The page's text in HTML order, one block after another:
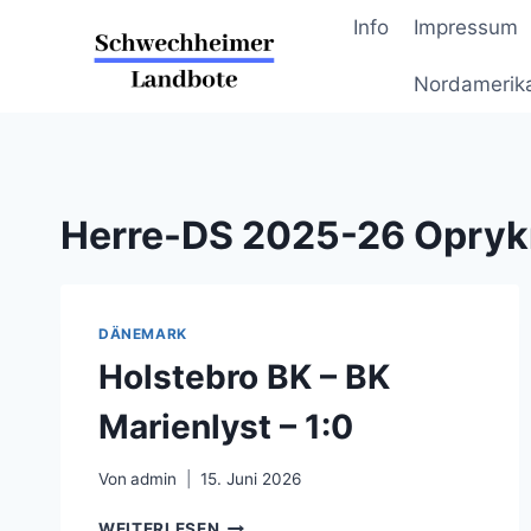
Info Impressum
Herre-DS 2025-26
DÄNEMARK
Holstebro BK – BK
Marienlyst – 1:0
Von admin 15. Juni 2026
HOLSTEBRO